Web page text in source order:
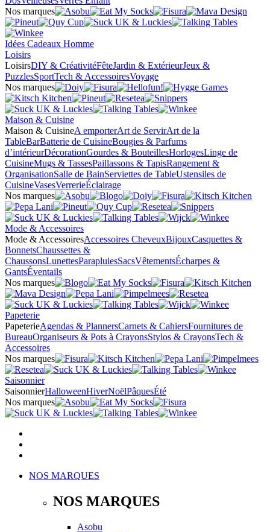
Nos marques
Idées Cadeaux Homme
Loisirs
LoisirsDIY & CréativitéFêteJardin & ExtérieurJeux &
PuzzlesSportTech & AccessoiresVoyage
Nos marques
Maison & Cuisine
Maison & CuisineA emporterArt de ServirArt de la
TableBarBatterie de CuisineBougies & Parfums
d’intérieurDécorationGourdes & BouteillesHorlogesLinge de
CuisineMugs & TassesPaillassons & TapisRangement &
OrganisationSalle de BainServiettes de TableUstensiles de
CuisineVasesVerrerieÉclairage
Nos marques
Mode & Accessoires
Mode & AccessoiresAccessoires CheveuxBijouxCasquettes &
BonnetsChaussettes &
ChaussonsLunettesParapluiesSacsVêtementsÉcharpes &
GantsÉventails
Nos marques
Papeterie
PapeterieAgendas & PlannersCarnets & CahiersFournitures de
BureauOrganiseurs & Pots à CrayonsStylos & CrayonsTech &
Accessoires
Nos marques
Saisonnier
SaisonnierHalloweenHiverNoëlPâquesÉté
Nos marques
NOS MARQUES
NOS MARQUES
Asobu